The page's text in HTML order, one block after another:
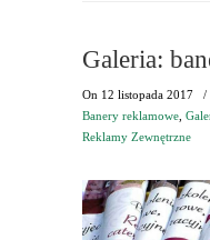
Galeria:
On 12 listopada 2017
/
Banery reklamowe
Reklamy Zewnętrzne